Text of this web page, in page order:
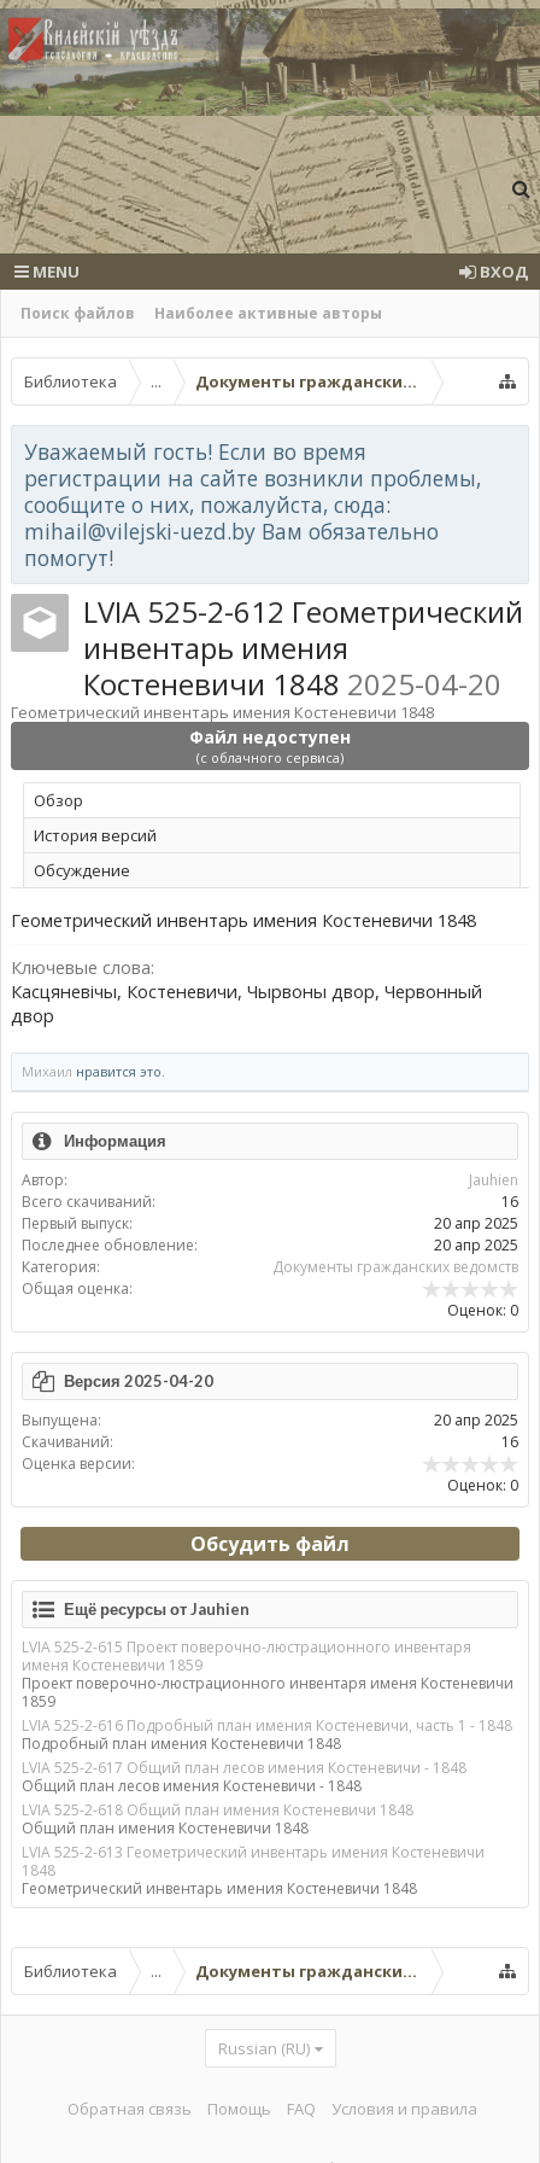
Поиск файлов Наиболее активные авторы
MENU ВХОД
Библиотека ... Документы гражданских ведомств
Уважаемый гость! Если во время
регистрации на сайте возникли проблемы,
сообщите о них, пожалуйста, сюда:
mihail@vilejski-uezd.by Вам обязательно
помогут!
Файл недоступен
(с облачного сервиса)
LVIA 525-2-612 Геометрический
инвентарь имения
Костеневичи 1848 2025-04-20
Геометрический инвентарь имения Костеневичи 1848
Обзoр
История версий
Обсуждение
Геометрический инвентарь имения Костеневичи 1848
Ключевые слова:
Касцяневічы, Костеневичи, Чырвоны двор, Червонный
двор
Михаил нравится это.
Информация
Автор:
Jauhien
Всего скачиваний:
16
Первый выпуск:
20 апр 2025
Последнее обновление:
20 апр 2025
Категория:
Документы гражданских ведомств
Общая оценка:
Оценок: 0
Версия 2025-04-20
Выпущена:
20 апр 2025
Скачиваний:
16
Оценка версии:
Оценок: 0
Обсудить файл
Ещё ресурсы от Jauhien
LVIA 525-2-615 Проект поверочно-люстрационного инвентаря
именя Костеневичи 1859
Проект поверочно-люстрационного инвентаря именя Костеневичи
1859
LVIA 525-2-616 Подробный план имения Костеневичи, часть 1 - 1848
Подробный план имения Костеневичи 1848
LVIA 525-2-617 Общий план лесов имения Костеневичи - 1848
Общий план лесов имения Костеневичи - 1848
LVIA 525-2-618 Общий план имения Костеневичи 1848
Общий план имения Костеневичи 1848
LVIA 525-2-613 Геометрический инвентарь имения Костеневичи
1848
Геометрический инвентарь имения Костеневичи 1848
Библиотека ... Документы гражданских ведомств
Russian (RU)
Обратная связь Помощь FAQ Условия и правила